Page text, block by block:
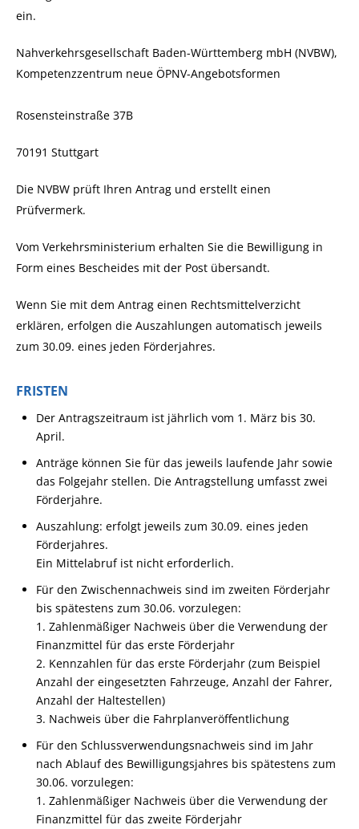
ein.
Nahverkehrsgesellschaft Baden-Württemberg mbH (NVBW),
Kompetenzzentrum neue ÖPNV-Angebotsformen
Rosensteinstraße 37B
70191 Stuttgart
Die NVBW prüft Ihren Antrag und erstellt einen
Prüfvermerk.
Vom Verkehrsministerium erhalten Sie die Bewilligung in
Form eines Bescheides mit der Post übersandt.
Wenn Sie mit dem Antrag einen Rechtsmittelverzicht
erklären, erfolgen die Auszahlungen automatisch jeweils
zum 30.09. eines jeden Förderjahres.
FRISTEN
Der Antragszeitraum ist jährlich vom 1. März bis 30.
April.
Anträge können Sie für das jeweils laufende Jahr sowie
das Folgejahr stellen. Die Antragstellung umfasst zwei
Förderjahre.
Auszahlung: erfolgt jeweils zum 30.09. eines jeden
Förderjahres.
Ein Mittelabruf ist nicht erforderlich.
Für den Zwischennachweis sind im zweiten Förderjahr
bis spätestens zum 30.06. vorzulegen:
1. Zahlenmäßiger Nachweis über die Verwendung der
Finanzmittel für das erste Förderjahr
2. Kennzahlen für das erste Förderjahr (zum Beispiel
Anzahl der eingesetzten Fahrzeuge, Anzahl der Fahrer,
Anzahl der Haltestellen)
3. Nachweis über die Fahrplanveröffentlichung
Für den Schlussverwendungsnachweis sind im Jahr
nach Ablauf des Bewilligungsjahres bis spätestens zum
30.06. vorzulegen:
1. Zahlenmäßiger Nachweis über die Verwendung der
Finanzmittel für das zweite Förderjahr